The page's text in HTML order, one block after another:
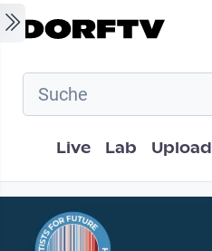
Skip to main content
Hauptnavigation
Live Lab Upload